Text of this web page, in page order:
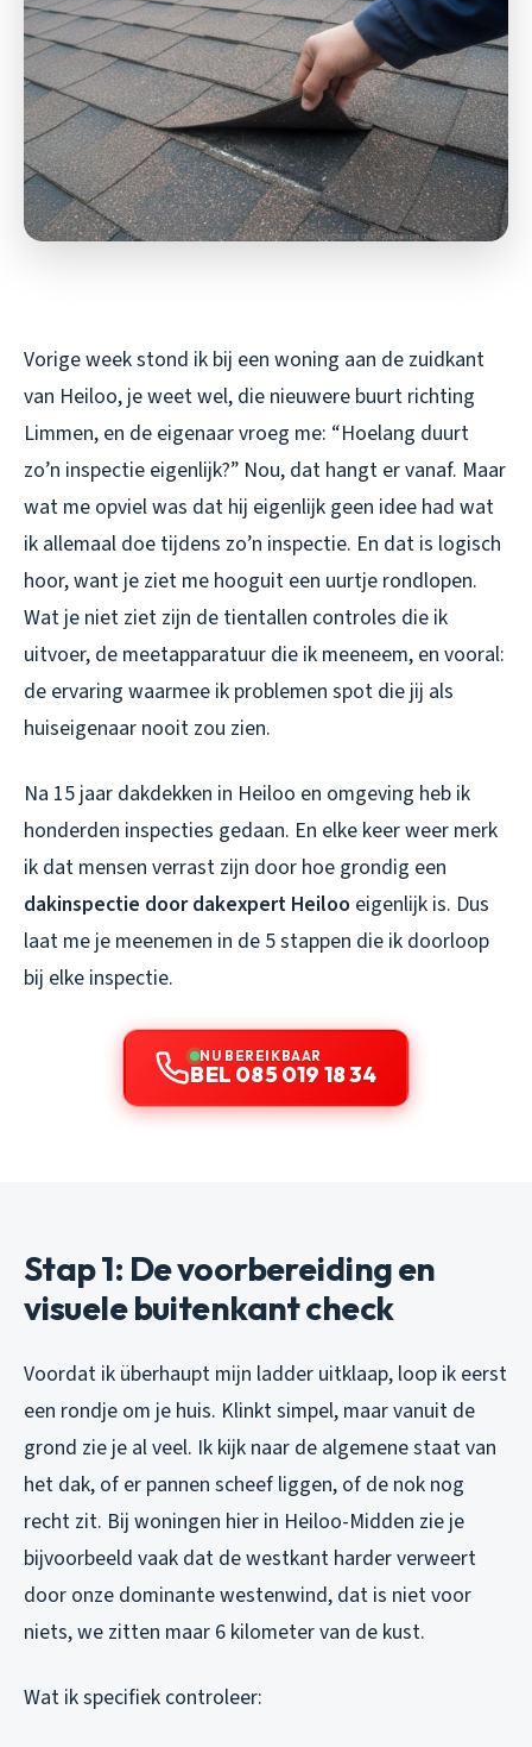
Vorige week stond ik bij een woning aan de zuidkant
van Heiloo, je weet wel, die nieuwere buurt richting
Limmen, en de eigenaar vroeg me: “Hoelang duurt
zo’n inspectie eigenlijk?” Nou, dat hangt er vanaf. Maar
wat me opviel was dat hij eigenlijk geen idee had wat
ik allemaal doe tijdens zo’n inspectie. En dat is logisch
hoor, want je ziet me hooguit een uurtje rondlopen.
Wat je niet ziet zijn de tientallen controles die ik
uitvoer, de meetapparatuur die ik meeneem, en vooral:
de ervaring waarmee ik problemen spot die jij als
huiseigenaar nooit zou zien.
Na 15 jaar dakdekken in Heiloo en omgeving heb ik
honderden inspecties gedaan. En elke keer weer merk
ik dat mensen verrast zijn door hoe grondig een
dakinspectie door dakexpert Heiloo eigenlijk is. Dus
laat me je meenemen in de 5 stappen die ik doorloop
bij elke inspectie.
NU BEREIKBAAR
BEL 085 019 18 34
Stap 1: De voorbereiding en
visuele buitenkant check
Voordat ik überhaupt mijn ladder uitklaap, loop ik eerst
een rondje om je huis. Klinkt simpel, maar vanuit de
grond zie je al veel. Ik kijk naar de algemene staat van
het dak, of er pannen scheef liggen, of de nok nog
recht zit. Bij woningen hier in Heiloo-Midden zie je
bijvoorbeeld vaak dat de westkant harder verweert
door onze dominante westenwind, dat is niet voor
niets, we zitten maar 6 kilometer van de kust.
Wat ik specifiek controleer: